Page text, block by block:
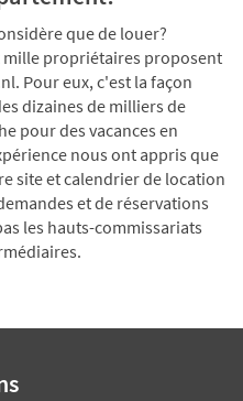
que de louer?
mille propriétaires proposent
Pour eux, c'est la façon
dizaines de milliers de
pour des vacances en
nous ont appris que
site et calendrier de location
et de réservations
les hauts-commissariats